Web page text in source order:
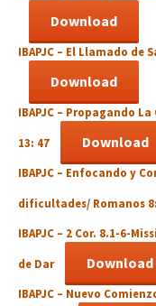
Download
IBAPJC – El Llamado de
Download
IBAPJC – Propagando La
13: 47 Download
IBAPJC – Enfocando y
dificultades/ Romanos
IBAPJC – 2 Cor. 8.1-6-
de Dar Download
IBAPJC – Nuevo